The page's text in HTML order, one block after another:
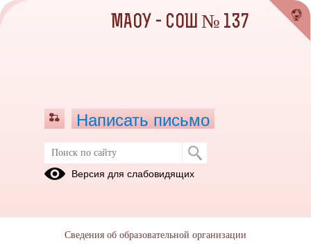
Вакантные места для приема
МАОУ - СОШ № 137
Написать письмо
Версия для слабовидящих
Сведения об образовательной организации